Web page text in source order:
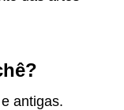
antigas.